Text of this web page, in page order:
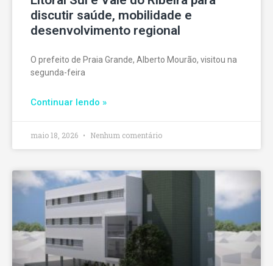
discutir saúde, mobilidade e
desenvolvimento regional
O prefeito de Praia Grande, Alberto Mourão, visitou na
segunda-feira
Continuar lendo »
maio 18, 2026 Nenhum comentário